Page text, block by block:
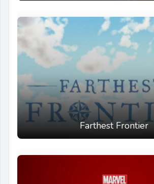
Farthest Frontier